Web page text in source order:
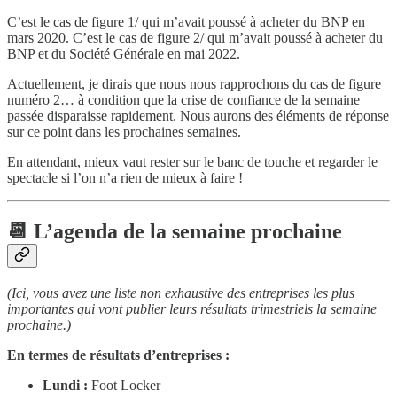
C’est le cas de figure 1/ qui m’avait poussé à acheter du BNP en
mars 2020. C’est le cas de figure 2/ qui m’avait poussé à acheter du
BNP et du Société Générale en mai 2022.
Actuellement, je dirais que nous nous rapprochons du cas de figure
numéro 2… à condition que la crise de confiance de la semaine
passée disparaisse rapidement. Nous aurons des éléments de réponse
sur ce point dans les prochaines semaines.
En attendant, mieux vaut rester sur le banc de touche et regarder le
spectacle si l’on n’a rien de mieux à faire !
📆 L’agenda de la semaine prochaine
(Ici, vous avez une liste non exhaustive des entreprises les plus
importantes qui vont publier leurs résultats trimestriels la semaine
prochaine.)
En termes de résultats d’entreprises :
Lundi : Foot Locker